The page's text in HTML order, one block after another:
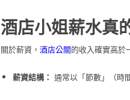
酒店小姐薪水真
關於薪資， 酒店公關的收入確實高於
薪資結構： 通常以「節數」（時